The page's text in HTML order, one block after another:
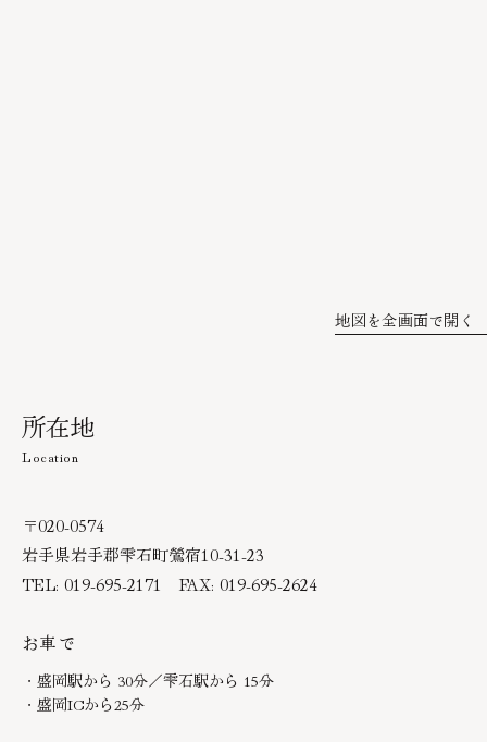
地図を全画面で開く
所在地
Location
〒020-0574
岩手県岩手郡雫石町鶯宿10-31-23
TEL: 019-695-2171 FAX: 019-695-2624
お車で
・盛岡駅から 30分／雫石駅から 15分
・盛岡ICから25分